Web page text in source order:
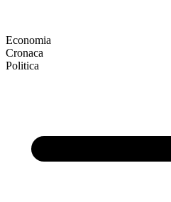
Economia
Cronaca
Politica